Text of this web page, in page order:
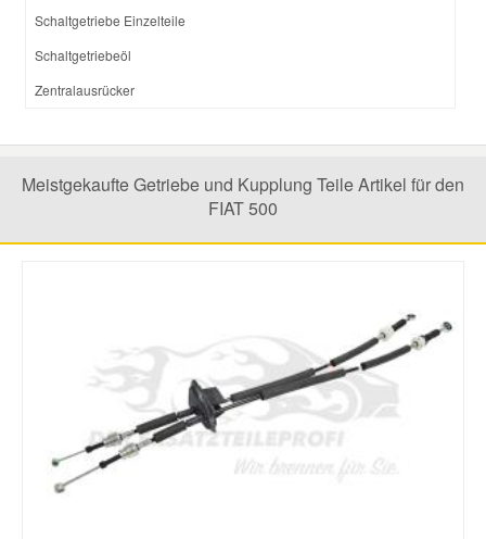
Schaltgetriebe Einzelteile
Schaltgetriebeöl
Zentralausrücker
Meistgekaufte Getriebe und Kupplung Teile Artikel für den
FIAT 500